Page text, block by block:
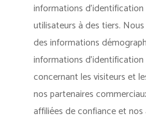
informations
utilisateurs à des tiers.
des informations
informations
concernant les visiteurs et
nos partenaires
affiliées de confiance et nos